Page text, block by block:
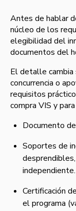
Antes de hablar
núcleo de los
elegibilidad del
documentos del
El detalle cambia
concurrencia o
requisitos
compra VIS y
Documento
Soportes de
independiente.
Certificación
el programa